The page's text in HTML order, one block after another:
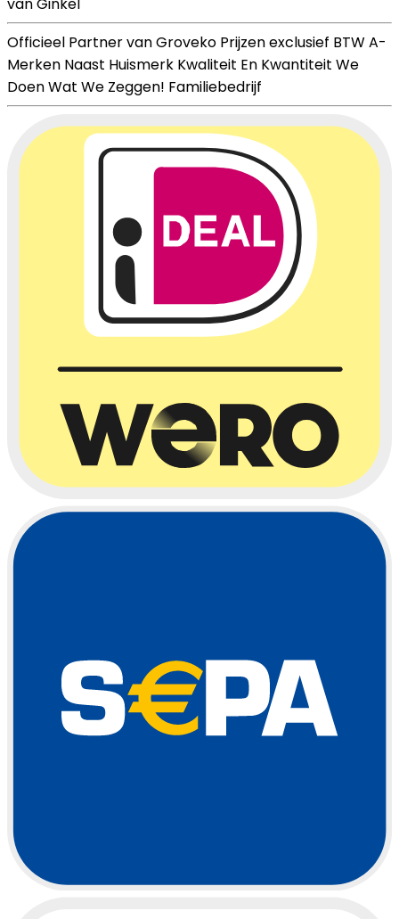
Officieel Partner van Groveko Prijzen exclusief BTWA-
Merken Naast Huismerk Kwaliteit En Kwantiteit We
Doen Wat We Zeggen! Familiebedrijf